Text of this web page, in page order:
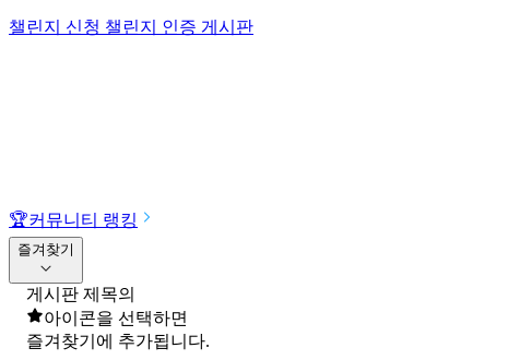
챌린지 신청 챌린지 인증 게시판
🏆커뮤니티 랭킹
즐겨찾기
게시판 제목의
아이콘을 선택하면
즐겨찾기에 추가됩니다.